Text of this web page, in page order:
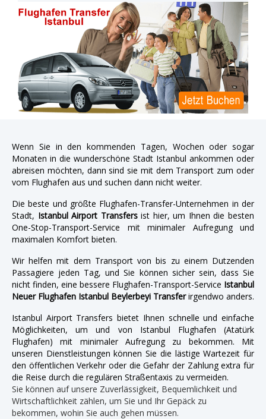
Wenn Sie in den kommenden Tagen, Wochen oder sogar
Monaten in die wunderschöne Stadt Istanbul ankommen oder
abreisen möchten, dann sind sie mit dem Transport zum oder
vom Flughafen aus und suchen dann nicht weiter.
Die beste und größte Flughafen-Transfer-Unternehmen in der
Stadt, Istanbul Airport Transfersist hier, um Ihnen die besten
One-Stop-Transport-Service mit minimaler Aufregung und
maximalen Komfort bieten.
Wir helfen mit dem Transport von bis zu einem Dutzenden
Passagiere jeden Tag, und Sie können sicher sein, dass Sie
nicht finden, eine bessere Flughafen-Transport-Service Istanbul
Neuer Flughafen Istanbul Beylerbeyi Transferirgendwo anders.
Istanbul Airport Transfers bietet Ihnen schnelle und einfache
Möglichkeiten, um und von Istanbul Flughafen (Atatürk
Flughafen) mit minimaler Aufregung zu bekommen. Mit
unseren Dienstleistungen können Sie die lästige Wartezeit für
den öffentlichen Verkehr oder die Gefahr der Zahlung extra für
die Reise durch die regulären Straßentaxis zu vermeiden.
Sie können auf unsere Zuverlässigkeit, Bequemlichkeit und
Wirtschaftlichkeit zählen, um Sie und Ihr Gepäck zu
bekommen, wohin Sie auch gehen müssen.